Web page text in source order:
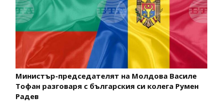
Министър-председателят на Молдова Василе
Тофан разговаря с българския си колега Румен
Радев